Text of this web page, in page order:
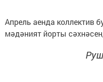
Апрель аенда коллектив
мәдәният йорты